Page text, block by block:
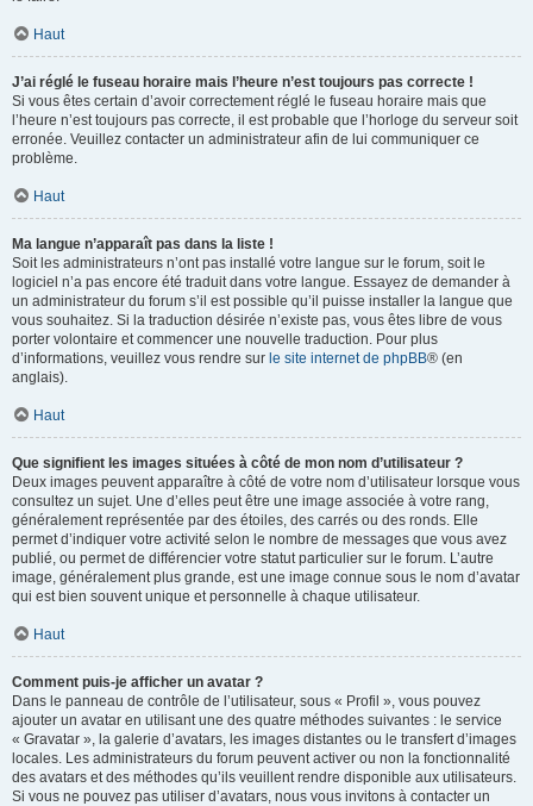
Haut
J’ai réglé le fuseau horaire mais l’heure n’est toujours pas correcte !
Si vous êtes certain d’avoir correctement réglé le fuseau horaire mais que
l’heure n’est toujours pas correcte, il est probable que l’horloge du serveur soit
erronée. Veuillez contacter un administrateur afin de lui communiquer ce
problème.
Haut
Ma langue n’apparaît pas dans la liste !
Soit les administrateurs n’ont pas installé votre langue sur le forum, soit le
logiciel n’a pas encore été traduit dans votre langue. Essayez de demander à
un administrateur du forum s’il est possible qu’il puisse installer la langue que
vous souhaitez. Si la traduction désirée n’existe pas, vous êtes libre de vous
porter volontaire et commencer une nouvelle traduction. Pour plus
d’informations, veuillez vous rendre sur le site internet de phpBB® (en
anglais).
Haut
Que signifient les images situées à côté de mon nom d’utilisateur ?
Deux images peuvent apparaître à côté de votre nom d’utilisateur lorsque vous
consultez un sujet. Une d’elles peut être une image associée à votre rang,
généralement représentée par des étoiles, des carrés ou des ronds. Elle
permet d’indiquer votre activité selon le nombre de messages que vous avez
publié, ou permet de différencier votre statut particulier sur le forum. L’autre
image, généralement plus grande, est une image connue sous le nom d’avatar
qui est bien souvent unique et personnelle à chaque utilisateur.
Haut
Comment puis-je afficher un avatar ?
Dans le panneau de contrôle de l’utilisateur, sous « Profil », vous pouvez
ajouter un avatar en utilisant une des quatre méthodes suivantes : le service
« Gravatar », la galerie d’avatars, les images distantes ou le transfert d’images
locales. Les administrateurs du forum peuvent activer ou non la fonctionnalité
des avatars et des méthodes qu’ils veuillent rendre disponible aux utilisateurs.
Si vous ne pouvez pas utiliser d’avatars, nous vous invitons à contacter un